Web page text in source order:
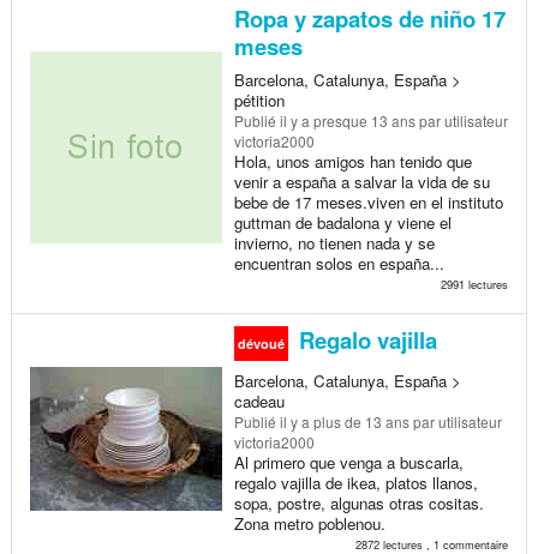
Ropa y zapatos de niño 17
meses
Barcelona, Catalunya, España >
pétition
Publié il y a presque 13 anspar utilisateur
victoria2000
Hola, unos amigos han tenido que
venir a españa a salvar la vida de su
bebe de 17 meses.viven en el instituto
guttman de badalona y viene el
invierno, no tienen nada y se
encuentran solos en españa...
2991 lectures
dévoué Regalo vajilla
Barcelona, Catalunya, España >
cadeau
Publié il y a plus de 13 anspar utilisateur
victoria2000
Al primero que venga a buscarla,
regalo vajilla de ikea, platos llanos,
sopa, postre, algunas otras cositas.
Zona metro poblenou.
2872 lectures , 1 commentaire